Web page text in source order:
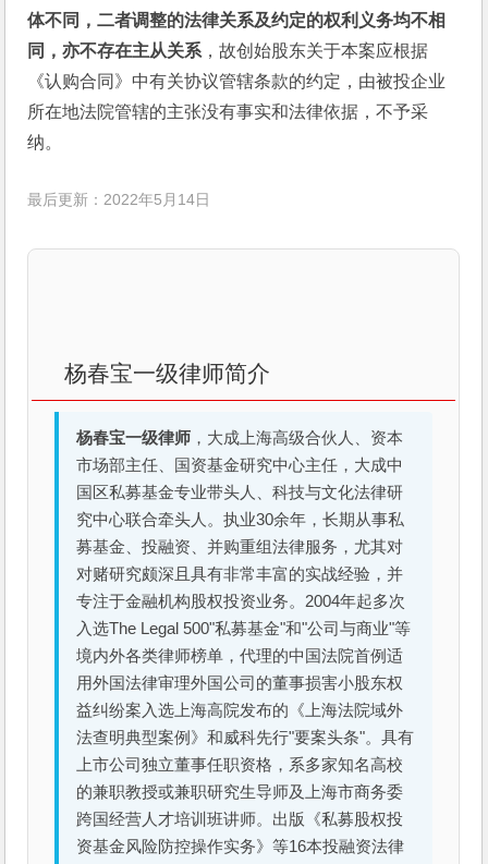
体不同，二者调整的法律关系及约定的权利义务均不相
同，亦不存在主从关系 ，故创始股东关于本案应根据
《认购合同》中有关协议管辖条款的约定，由被投企业
所在地法院管辖的主张没有事实和法律依据，不予采
纳。
最后更新：2022年5月14日
杨春宝一级律师简介
杨春宝一级律师 ，大成上海高级合伙人、资本
市场部主任、国资基金研究中心主任，大成中
国区私募基金专业带头人、科技与文化法律研
究中心联合牵头人。执业30余年，长期从事私
募基金、投融资、并购重组法律服务，尤其对
对赌研究颇深且具有非常丰富的实战经验，并
专注于金融机构股权投资业务。2004年起多次
入选The Legal 500"私募基金"和"公司与商业"等
境内外各类律师榜单，代理的中国法院首例适
用外国法律审理外国公司的董事损害小股东权
益纠纷案入选上海高院发布的《上海法院域外
法查明典型案例》和威科先行"要案头条"。具有
上市公司独立董事任职资格，系多家知名高校
的兼职教授或兼职研究生导师及上海市商务委
跨国经营人才培训班讲师。出版《私募股权投
资基金风险防控操作实务》等16本投融资法律